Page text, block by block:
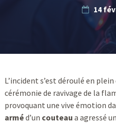
14
L’incident s’est déroulé en
cérémonie de ravivage de la
provoquant une vive émotion
arméd’un couteau a agressé un